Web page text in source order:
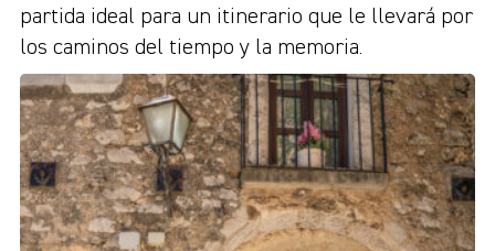
partida ideal para un itinerario que le llevará por
los caminos del tiempo y la memoria.